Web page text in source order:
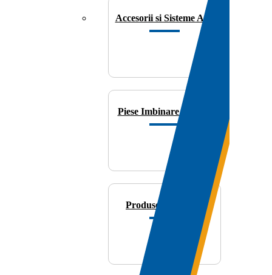
Accesorii si Sisteme A/C
Piese Imbinare Nipluri
Produse Igienizare